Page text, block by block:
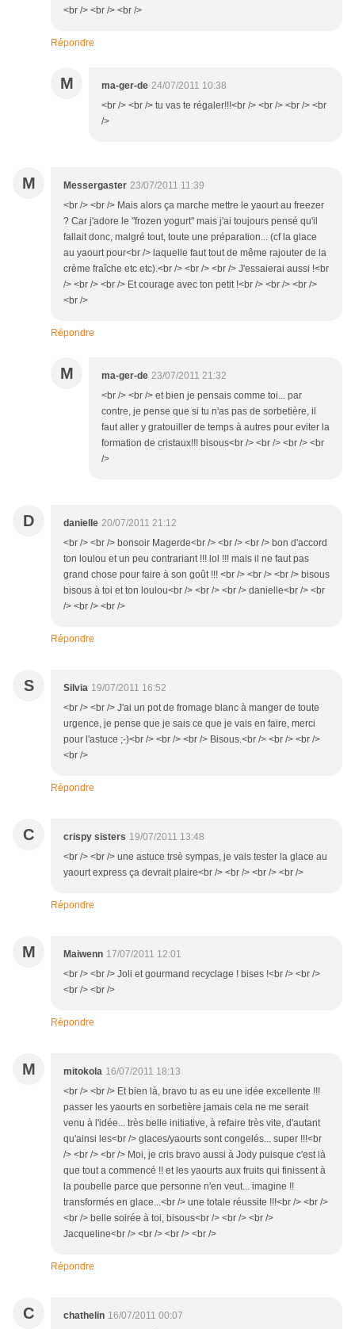
<br /> <br /> <br />
Répondre
M ma-ger-de 24/07/2011 10:38
<br /> <br /> tu vas te régaler!!!<br /> <br /> <br /> <br
/>
M Messergaster 23/07/2011 11:39
<br /> <br /> Mais alors ça marche mettre le yaourt au freezer
? Car j'adore le "frozen yogurt" mais j'ai toujours pensé qu'il
fallait donc, malgré tout, toute une préparation... (cf la glace
au yaourt pour<br /> laquelle faut tout de même rajouter de la
crème fraîche etc etc).<br /> <br /> <br /> J'essaierai aussi !<br
/> <br /> <br /> Et courage avec ton petit !<br /> <br /> <br />
<br />
Répondre
M ma-ger-de 23/07/2011 21:32
<br /> <br /> et bien je pensais comme toi... par
contre, je pense que si tu n'as pas de sorbetière, il
faut aller y gratouiller de temps à autres pour eviter la
formation de cristaux!!! bisous<br /> <br /> <br /> <br
/>
D danielle 20/07/2011 21:12
<br /> <br /> bonsoir Magerde<br /> <br /> <br /> bon d'accord
ton loulou et un peu contrariant !!! lol !!! mais il ne faut pas
grand chose pour faire à son goût !!! <br /> <br /> <br /> bisous
bisous à toi et ton loulou<br /> <br /> <br /> danielle<br /> <br
/> <br /> <br />
Répondre
S Silvia 19/07/2011 16:52
<br /> <br /> J'ai un pot de fromage blanc à manger de toute
urgence, je pense que je sais ce que je vais en faire, merci
pour l'astuce ;-)<br /> <br /> <br /> Bisous.<br /> <br /> <br />
<br />
Répondre
C crispy sisters 19/07/2011 13:48
<br /> <br /> une astuce trsè sympas, je vais tester la glace au
yaourt express ça devrait plaire<br /> <br /> <br /> <br />
Répondre
M Maiwenn 17/07/2011 12:01
<br /> <br /> Joli et gourmand recyclage ! bises !<br /> <br />
<br /> <br />
Répondre
M mitokola 16/07/2011 18:13
<br /> <br /> Et bien là, bravo tu as eu une idée excellente !!!
passer les yaourts en sorbetière jamais cela ne me serait
venu à l'idée... très belle initiative, à refaire très vite, d'autant
qu'ainsi les<br /> glaces/yaourts sont congelés... super !!!<br
/> <br /> <br /> Moi, je cris bravo aussi à Jody puisque c'est là
que tout a commencé !! et les yaourts aux fruits qui finissent à
la poubelle parce que personne n'en veut... imagine !!
transformés en glace...<br /> une totale réussite !!!<br /> <br />
<br /> belle soirée à toi, bisous<br /> <br /> <br />
Jacqueline<br /> <br /> <br /> <br />
Répondre
C chathelin 16/07/2011 00:07